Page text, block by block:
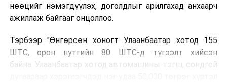
нөөцийг нэмэгдүүлэх, доголдлыг арилгахад анхаарч
ажиллаж байгааг онцоллоо.
Тэрбээр "Өнгөрсөн хоногт Улаанбаатар хотод 155
ШТС, орон нутгийн 80 ШТС-д түгээлт хийсэн
байна. Улаанбаатар хотод автомашины тэгш, сондгой